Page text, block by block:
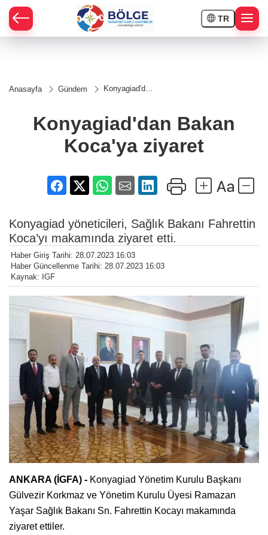
TR
Anasayfa Gündem
Konyagiad'dan
ziyaret
Konyagiad'dan Bakan
Koca'ya ziyaret
Konyagiad yöneticileri, Sağlık Bakanı Fahrettin
Koca’yı makamında ziyaret etti.
Haber Giriş Tarihi: 28.07.2023 16:03
Haber Güncellenme Tarihi: 28.07.2023 16:03
Kaynak: IGF
ANKARA (İGFA) - Konyagiad Yönetim Kurulu Başkanı
Gülvezir Korkmaz ve Yönetim Kurulu Üyesi Ramazan
Yaşar Sağlık Bakanı Sn. Fahrettin Kocayı makamında
ziyaret ettiler.